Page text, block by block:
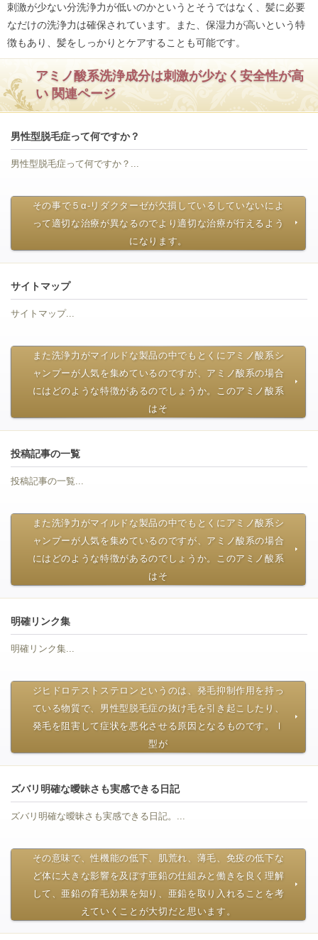
刺激が少ない分洗浄力が低いのかというとそうではなく、髪に必要
なだけの洗浄力は確保されています。また、保湿力が高いという特
徴もあり、髪をしっかりとケアすることも可能です。
アミノ酸系洗浄成分は刺激が少なく安全性が高
い 関連ページ
男性型脱毛症って何ですか？
男性型脱毛症って何ですか？...
その事で５α-リダクターゼが欠損しているしていないによ
って適切な治療が異なるのでより適切な治療が行えるよう
になります。
サイトマップ
サイトマップ...
また洗浄力がマイルドな製品の中でもとくにアミノ酸系シ
ャンプーが人気を集めているのですが、アミノ酸系の場合
にはどのような特徴があるのでしょうか。このアミノ酸系
はそ
投稿記事の一覧
投稿記事の一覧...
また洗浄力がマイルドな製品の中でもとくにアミノ酸系シ
ャンプーが人気を集めているのですが、アミノ酸系の場合
にはどのような特徴があるのでしょうか。このアミノ酸系
はそ
明確リンク集
明確リンク集...
ジヒドロテストステロンというのは、発毛抑制作用を持っ
ている物質で、男性型脱毛症の抜け毛を引き起こしたり、
発毛を阻害して症状を悪化させる原因となるものです。Ⅰ
型が
ズバリ明確な曖昧さも実感できる日記
ズバリ明確な曖昧さも実感できる日記。...
その意味で、性機能の低下、肌荒れ、薄毛、免疫の低下な
ど体に大きな影響を及ぼす亜鉛の仕組みと働きを良く理解
して、亜鉛の育毛効果を知り、亜鉛を取り入れることを考
えていくことが大切だと思います。